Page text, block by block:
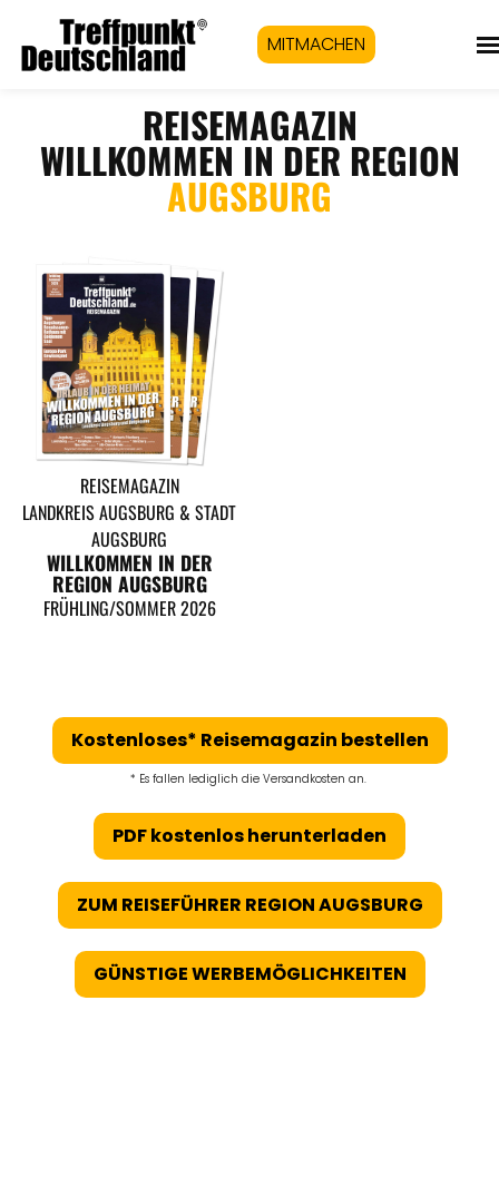
MITMACHEN
REISEMAGAZIN
WILLKOMMEN IN DER REGION
AUGSBURG
REISEMAGAZIN
LANDKREIS AUGSBURG & STADT
AUGSBURG
WILLKOMMEN IN DER
REGION AUGSBURG
FRÜHLING/SOMMER 2026
Kostenloses* Reisemagazin bestellen
* Es fallen lediglich die Versandkosten an.
PDF kostenlos herunterladen
ZUM REISEFÜHRER REGION AUGSBURG
GÜNSTIGE WERBEMÖGLICHKEITEN